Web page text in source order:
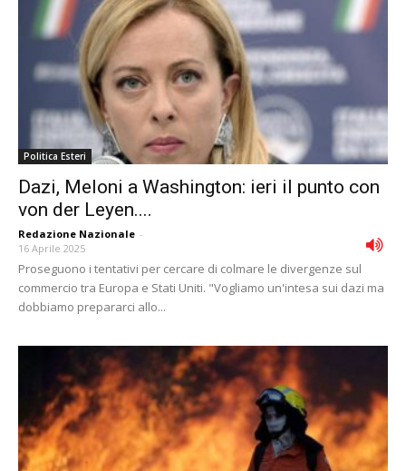
Politica Esteri
Dazi, Meloni a Washington: ieri il punto con
von der Leyen....
Redazione Nazionale -
16 Aprile 2025
Proseguono i tentativi per cercare di colmare le divergenze sul
commercio tra Europa e Stati Uniti. "Vogliamo un'intesa sui dazi ma
dobbiamo prepararci allo...